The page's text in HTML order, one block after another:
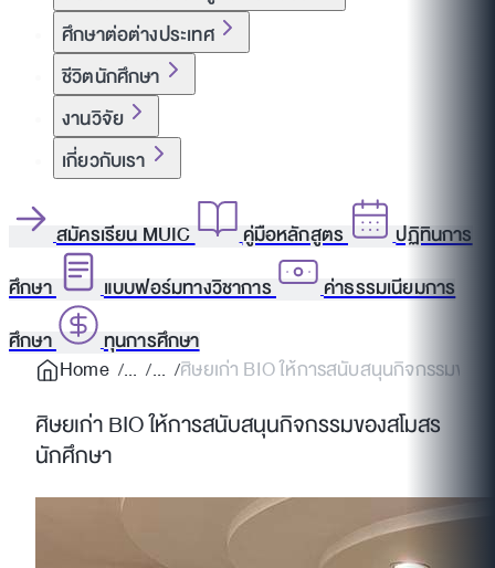
ศึกษาต่อต่างประเทศ
ชีวิตนักศึกษา
งานวิจัย
เกี่ยวกับเรา
สมัครเรียน MUIC คู่มือหลักสูตร
ปฏิทินการ
ศึกษา
แบบฟอร์มทางวิชาการ
ค่าธรรมเนียมการ
ศึกษา
ทุนการศึกษา
Home
ศิษยเก่า BIO ให้การสนับสนุนกิจกรรมของ
ศิษยเก่า BIO ให้การสนับสนุนกิจกรรมของสโมสร
นักศึกษา